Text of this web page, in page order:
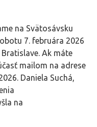
na Svätosávsku
7. februára 2026
Ak máte
mailom na adrese
Daniela Suchá,
na